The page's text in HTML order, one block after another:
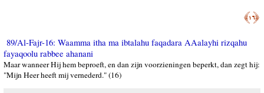
﴿١٦﴾
89/Al-Fajr-16: Waamma itha ma ibtalahu faqadara AAalayhi rizqahu
fayaqoolu rabbee ahanani
Maar wanneer Hij hem beproeft, en dan zijn voorzieningen beperkt, dan zegt hij:
"Mijn Heer heeft mij vernederd." (16)